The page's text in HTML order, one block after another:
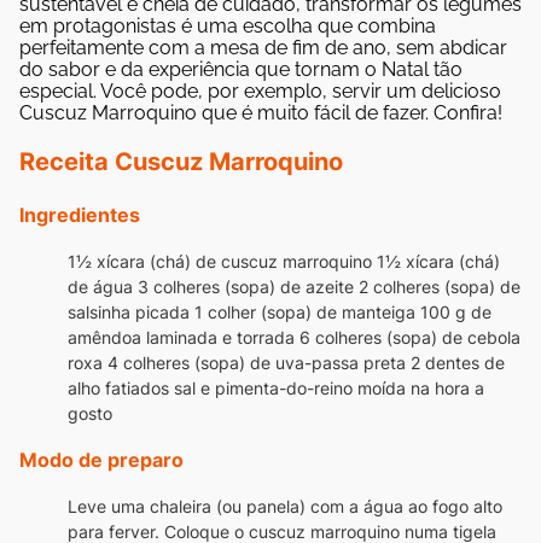
em protagonistas é uma escolha que combina
perfeitamente com a mesa de fim de ano, sem abdicar
do sabor e da experiência que tornam o Natal tão
especial. Você pode, por exemplo, servir um delicioso
Cuscuz Marroquino que é muito fácil de fazer. Confira!
Receita Cuscuz Marroquino
Ingredientes
1½ xícara (chá) de cuscuz marroquino 1½ xícara (chá)
de água 3 colheres (sopa) de azeite 2 colheres (sopa) de
salsinha picada 1 colher (sopa) de manteiga 100 g de
amêndoa laminada e torrada 6 colheres (sopa) de cebola
roxa 4 colheres (sopa) de uva-passa preta 2 dentes de
alho fatiados sal e pimenta-do-reino moída na hora a
gosto
Modo de preparo
Leve uma chaleira (ou panela) com a água ao fogo alto
para ferver. Coloque o cuscuz marroquino numa tigela